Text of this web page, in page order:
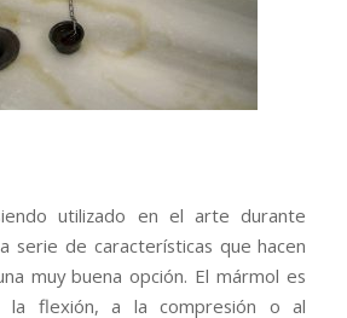
utilizado en el arte durante
serie de características que hacen
muy buena opción. El mármol es
la flexión, a la compresión o al